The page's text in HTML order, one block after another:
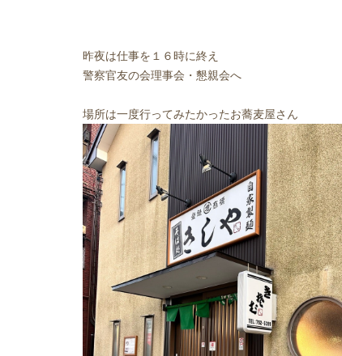
昨夜は仕事を１６時に終え
警察官友の会理事会・懇親会へ
場所は一度行ってみたかったお蕎麦屋さん